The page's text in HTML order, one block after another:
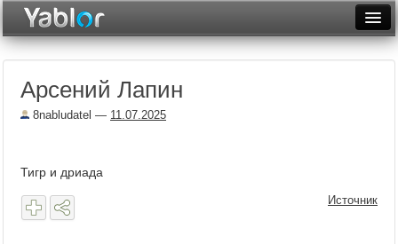
Неделя
Арсений Лапин
8nabludatel — 11.07.2025
Тигр и дриада
Источник